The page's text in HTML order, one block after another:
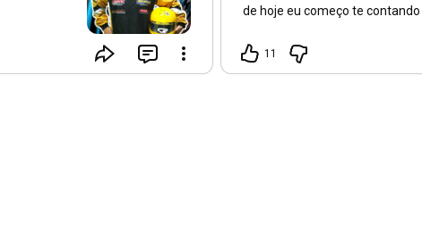
de hoje eu começo te contando
11